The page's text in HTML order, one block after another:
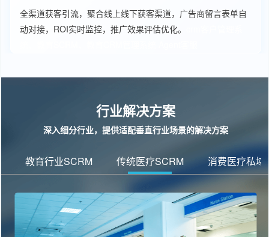
全渠道获客引流，聚合线上线下获客渠道，广告商留言表单自
动对接，ROI实时监控，推广效果评估优化。
行业解决方案
深入细分行业，提供适配垂直行业场景的解决方案
教育行业SCRM 传统医疗SCRM 消费医疗私域